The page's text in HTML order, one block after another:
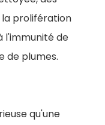
la prolifération
l'immunité de
de plumes.
qu'une